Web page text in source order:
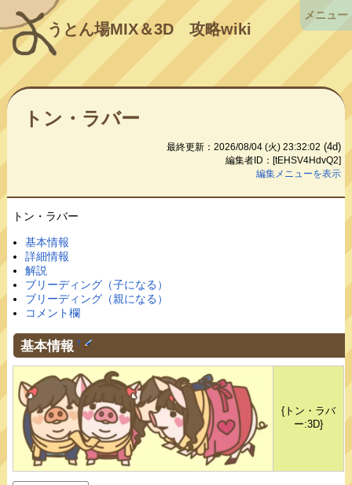
うとん場MIX＆3D攻略wiki
トン・ラバー
最終更新：2026/08/04 (火) 23:32:02 (4d)
編集者ID：[tEHSV4HdvQ2]
編集メニューを表示
トン・ラバー
基本情報
詳細情報
解説
ブリーディング（子になる）
ブリーディング（親になる）
コメント欄
基本情報 †
{トン・ラバ
ー:3D}
メニュー